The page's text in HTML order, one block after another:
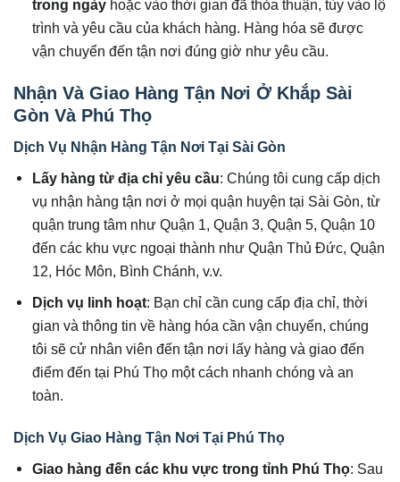
trong ngày hoặc vào thời gian đã thỏa thuận, tùy vào lộ
trình và yêu cầu của khách hàng. Hàng hóa sẽ được
vận chuyển đến tận nơi đúng giờ như yêu cầu.
Nhận Và Giao Hàng Tận Nơi Ở Khắp Sài
Gòn Và Phú Thọ
Dịch Vụ Nhận Hàng Tận Nơi Tại Sài Gòn
Lấy hàng từ địa chỉ yêu cầu: Chúng tôi cung cấp dịch
vụ nhận hàng tận nơi ở mọi quận huyện tại Sài Gòn, từ
quận trung tâm như Quận 1, Quận 3, Quận 5, Quận 10
đến các khu vực ngoại thành như Quận Thủ Đức, Quận
12, Hóc Môn, Bình Chánh, v.v.
Dịch vụ linh hoạt: Bạn chỉ cần cung cấp địa chỉ, thời
gian và thông tin về hàng hóa cần vận chuyển, chúng
tôi sẽ cử nhân viên đến tận nơi lấy hàng và giao đến
điểm đến tại Phú Thọ một cách nhanh chóng và an
toàn.
Dịch Vụ Giao Hàng Tận Nơi Tại Phú Thọ
Giao hàng đến các khu vực trong tỉnh Phú Thọ: Sau